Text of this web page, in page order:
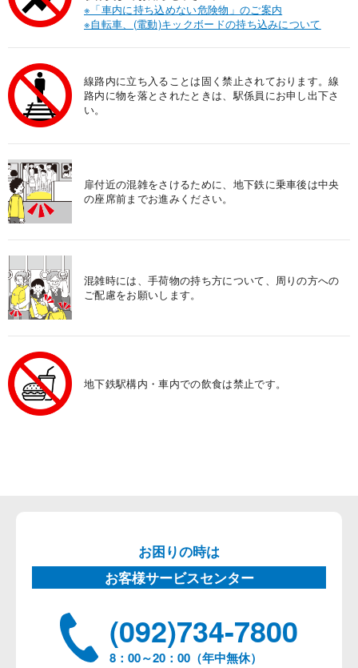
※「車内に持ち込めない危険物」のご案内
※自転車、(電動)キックボードの持ち込みについて
線路内に立ち入ることは固く禁止されております。線
路内に物を落とされたときは、駅係員にお申し出下さ
い。
扉付近の混雑をさけるために、地下鉄に乗車後は中央
の座席前までお進みください。
混雑時には、手荷物の持ち方について、周りの方への
ご配慮をお願いします。
地下鉄駅構内・車内での飲食は禁止です。
お困りの時は
お客様サービスセンター
(092)734-7800
8：00～20：00（年中無休）